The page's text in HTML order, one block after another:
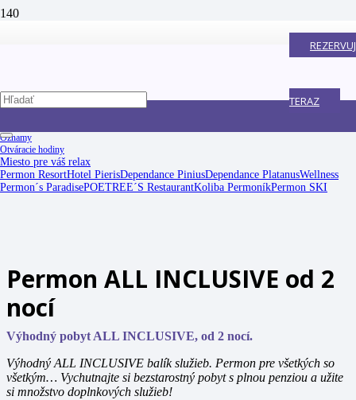
REZERVUJ
TERAZ
Oznamy
Otváracie hodiny
Miesto pre váš relax
Permon ResortHotel PierisDependance PiniusDependance PlatanusWellness
Permon´s ParadisePOETREE´S RestaurantKoliba PermoníkPermon SKI
Permon ALL INCLUSIVE od 2
nocí
Výhodný pobyt ALL INCLUSIVE, od 2 nocí.
Výhodný ALL INCLUSIVE balík služieb. Permon pre všetkých so
všetkým… Vychutnajte si bezstarostný pobyt s plnou penziou a užite
si množstvo doplnkových služieb!